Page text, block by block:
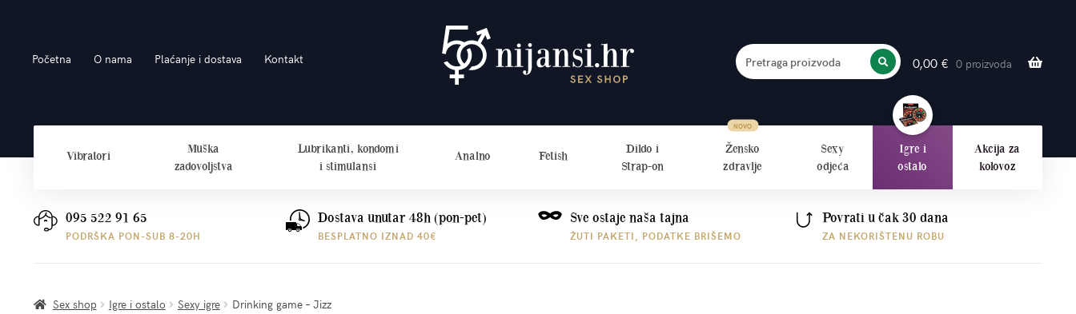
na
do
Početna O nama Plaćanje i dostava Kontakt 0,00 € 0 proizvoda
Pretraga proizvoda
PRETRAŽITE
Vibratori
Muška
zadovoljstva
Lubrikanti, kondomi
i stimulansi
Analno Fetish
Dildo i
Strap-on
Žensko
zdravlje
Sexy
odjeća
Igre i
ostalo
Akcija za
kolovoz
095 522 91 65
PODRŠKA PON-SUB 8-20H
Dostava unutar 48h (pon-pet)
BESPLATNO IZNAD 40€
Sve ostaje naša tajna
ŽUTI PAKETI, PODATKE BRIŠEMO
Povrati u čak 30 dana
ZA NEKORIŠTENU ROBU
Sex shop Igre i ostalo Sexy igre Drinking game – Jizz